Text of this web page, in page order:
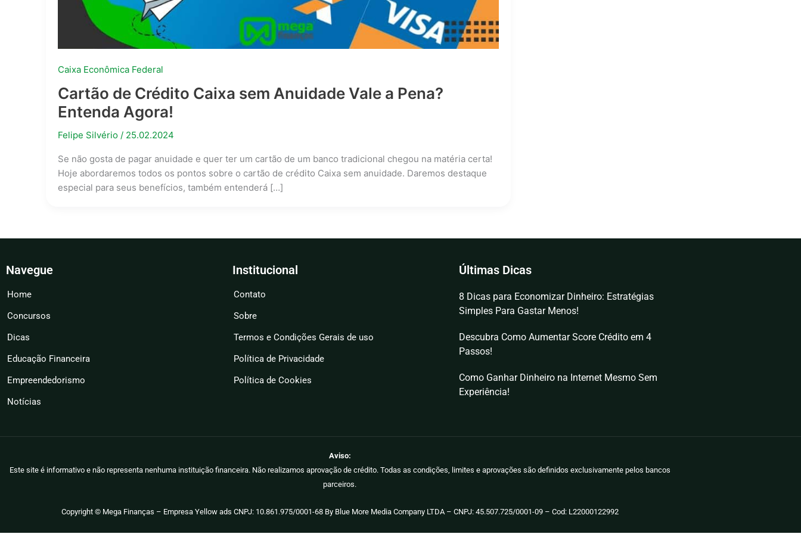
Caixa Econômica Federal
Cartão de Crédito Caixa sem Anuidade Vale a Pena?
Entenda Agora!
Felipe Silvério / 25.02.2024
Se não gosta de pagar anuidade e quer ter um cartão de um banco tradicional chegou na matéria certa!
Hoje abordaremos todos os pontos sobre o cartão de crédito Caixa sem anuidade. Daremos destaque
especial para seus benefícios, também entenderá […]
Navegue
Home
Concursos
Dicas
Educação Financeira
Empreendedorismo
Notícias
Institucional
Contato
Sobre
Termos e Condições Gerais de uso
Política de Privacidade
Política de Cookies
Últimas Dicas
8 Dicas para Economizar Dinheiro: Estratégias
Simples Para Gastar Menos!
Descubra Como Aumentar Score Crédito em 4
Passos!
Como Ganhar Dinheiro na Internet Mesmo Sem
Experiência!
Aviso:
Este site é informativo e não representa nenhuma instituição financeira. Não realizamos aprovação de crédito. Todas as condições, limites e aprovações são definidos exclusivamente pelos bancos
parceiros.
Copyright © Mega Finanças – Empresa Yellow ads CNPJ: 10.861.975/0001-68 By Blue More Media Company LTDA – CNPJ: 45.507.725/0001-09 – Cod: L22000122992